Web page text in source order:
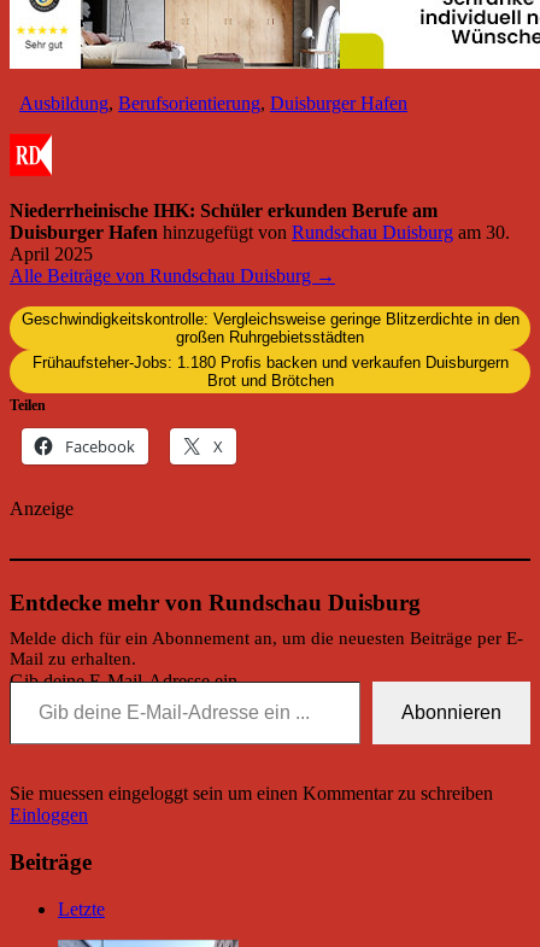
Ausbildung, Berufsorientierung, Duisburger Hafen
Niederrheinische IHK: Schüler erkunden Berufe am
Duisburger Hafen hinzugefügt von Rundschau Duisburg am 30.
April 2025
Alle Beiträge von Rundschau Duisburg →
Geschwindigkeitskontrolle: Vergleichsweise geringe Blitzerdichte in den
großen Ruhrgebietsstädten
Frühaufsteher-Jobs: 1.180 Profis backen und verkaufen Duisburgern
Brot und Brötchen
Teilen
Facebook X
Anzeige
Entdecke mehr von Rundschau Duisburg
Melde dich für ein Abonnement an, um die neuesten Beiträge per E-
Mail zu erhalten.
Gib deine E-Mail-Adresse ein ...
Abonnieren
Sie muessen eingeloggt sein um einen Kommentar zu schreiben
Einloggen
Beiträge
Letzte